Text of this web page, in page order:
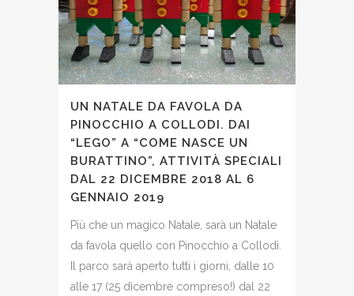
UN NATALE DA FAVOLA DA
PINOCCHIO A COLLODI. DAI
“LEGO” A “COME NASCE UN
BURATTINO”, ATTIVITÀ SPECIALI
DAL 22 DICEMBRE 2018 AL 6
GENNAIO 2019
Più che un magico Natale, sarà un Natale
da favola quello con Pinocchio a Collodi.
Il parco sarà aperto tutti i giorni, dalle 10
alle 17 (25 dicembre compreso!) dal 22